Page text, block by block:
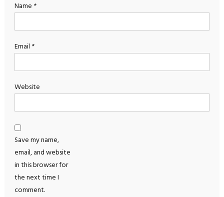
Name *
Email *
Website
Save my name,
email, and website
in this browser for
the next time I
comment.